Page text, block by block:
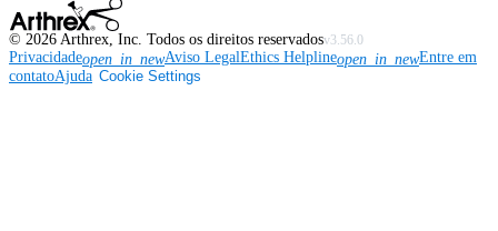
© 2026 Arthrex, Inc. Todos os direitos reservadosv3.56.0
Privacidadeopen_in_newAviso LegalEthics Helplineopen_in_newEntre em
contatoAjuda Cookie Settings